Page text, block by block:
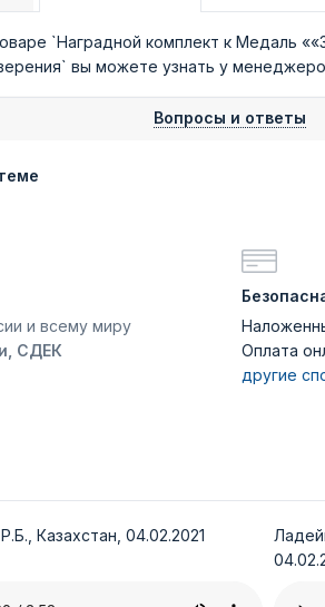
`Наградной комплект к Медаль
вы можете узнать у
Вопросы и ответы
и всему миру
СДЕК
Оплата
другие
Казахстан, 04.02.2021